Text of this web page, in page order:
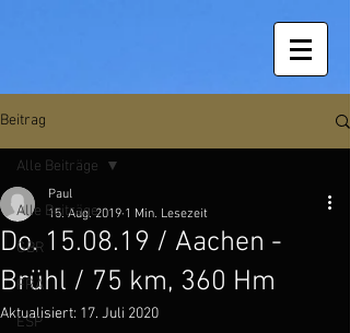
Beitrag
Alle Beiträge
GBR
FRA
ESP
Alle Beiträge
Do. 15.08.19 / Aachen -
Brühl / 75 km, 360 Hm
Paul
15. Aug. 2019 1 Min. Lesezeit
Aktualisiert: 17. Juli 2020